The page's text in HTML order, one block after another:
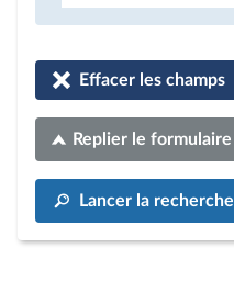
Effacer les champs
Replier le formulaire
Lancer la recherche